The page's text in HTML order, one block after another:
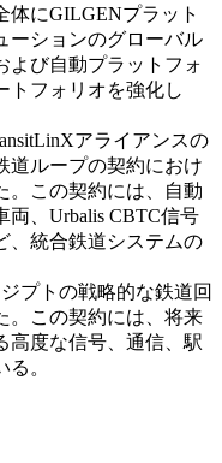
体にGILGENプラット
ーションのグローバル
よび自動プラットフォ
トフォリオを強化し
アライアンスの
道ループの契約におけ
。この契約には、自動
、Urbalis CBTC信号
、統合鉄道システムの
プトの戦略的な鉄道回
。この契約には、将来
高度な信号、通信、駅
。